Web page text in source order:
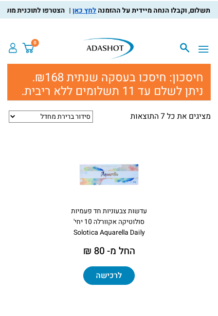
לחץ כאן הצטרפו לתוכנית מועדון
0
חיסכון:
חיסכו בעסקה שנתית ₪168.
ניתן לשלם עד 11 תשלומים ללא ריבית.
מציגים את כל ⁦7⁩ התוצאות
עדשות צבעוניות חד פעמיות
סולוטיקה אקוורלה 10 יחי'
Solotica Aquarella Daily
החל מ- 80 ₪
לרכישה